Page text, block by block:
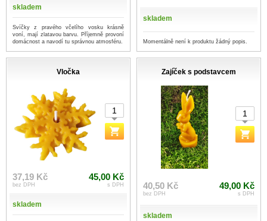
skladem
Svíčky z pravého včelího vosku krásně
voní, mají zlatavou barvu. Příjemně provoní
domácnost a navodí tu správnou atmosféru.
skladem
Momentálně není k produktu žádný popis.
Vločka
37,19 Kč
bez DPH
45,00 Kč
s DPH
skladem
Zajíček s podstavcem
40,50 Kč
bez DPH
49,00 Kč
s DPH
skladem